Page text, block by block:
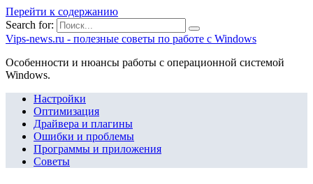
Перейти к содержанию
Search for:
Vips-news.ru - полезные советы по работе с Windows
Особенности и нюансы работы с операционной системой
Windows.
Настройки
Оптимизация
Драйвера и плагины
Ошибки и проблемы
Программы и приложения
Советы